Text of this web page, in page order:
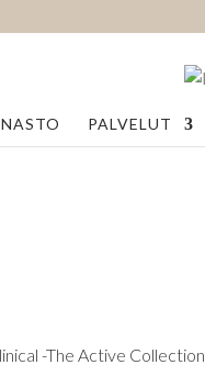
PALVELUT
-The Active Collection